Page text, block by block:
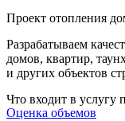
Проект отопления
Разрабатываем
домов, квартир,
и других объектов
Что входит в услугу
Оценка объемов